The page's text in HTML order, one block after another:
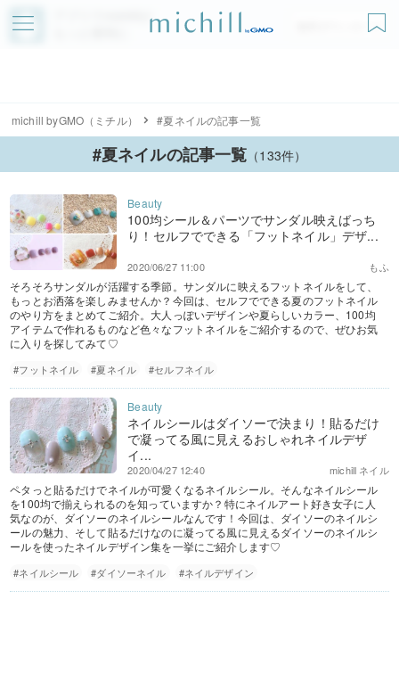
アプリでmichillが
無料ダウンロード
michill byGMO（ミチル） #夏ネイルの記事一覧
#夏ネイルの記事一覧 （133件）
100均シール＆パーツでサンダル映えばっち
り！セルフでできる「フットネイル」デザ...
もふ
2020/06/27 11:00
そろそろサンダルが活躍する季節。サンダルに映えるフットネイルをして、
もっとお洒落を楽しみませんか？今回は、セルフでできる夏のフットネイル
のやり方をまとめてご紹介。大人っぽいデザインや夏らしいカラー、100均
アイテムで作れるものなど色々なフットネイルをご紹介するので、ぜひお気
に入りを探してみて♡
#フットネイル #夏ネイル #セルフネイル
ネイルシールはダイソーで決まり！貼るだけ
で凝ってる風に見えるおしゃれネイルデザ
イ...
michill ネイル
2020/04/27 12:40
ペタっと貼るだけでネイルが可愛くなるネイルシール。そんなネイルシール
を100均で揃えられるのを知っていますか？特にネイルアート好き女子に人
気なのが、ダイソーのネイルシールなんです！今回は、ダイソーのネイルシ
ールの魅力、そして貼るだけなのに凝ってる風に見えるダイソーのネイルシ
ールを使ったネイルデザイン集を一挙にご紹介します♡
#ネイルシール #ダイソーネイル #ネイルデザイン